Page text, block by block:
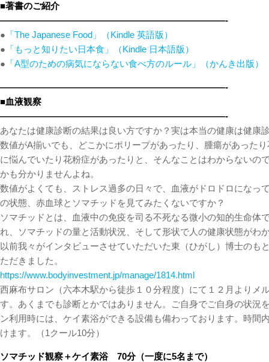
■著書のご紹介
—————————————————————————-
● 「The Japanese Food」（Kindle 英語版）
● 「もっと知りたい日本食」（Kindle 日本語版）
● 「A型のための病気にならない食べ方のルール」（かんき出版）
—————————————————————————-
■血液観察
—————————————————————————-
あなたは健康診断の結果は良い方ですか？実は本当の健康は健康
数値がA揃いでも、どこかにポリープがあったり、腫瘍があった
に悩んでいたり花粉症があったりと、そんなことはわからないの
かも分かりませんよね。
数値がよくても、ストレス過多の日々で、血液がドロドロになっ
の状態、赤血球とソマチッドを見てみたくないですか？
ソマチッドとは、血液中の免疫を司る不死なる微小の知的生命体
れ、ソマチッドの量と活動状況、そして形状で人の健康状態がわ
以前我々がインタビューさせていただいた東（ひがし）博士のも
ただきました。
https://www.bodyinvestment.jp/manage/1814.html
西麻布サロン（六本木駅から徒歩１０分程度）にて１２月よりメ
す。あくまでも診断とかではありません。ご自身でご自身の状況
ン利用時には、ケイ素浴ができる設備も備わっております。時間
けます。（1クール10分）
ソマチッド観察＋ケイ素浴 70分（一度に5名まで）